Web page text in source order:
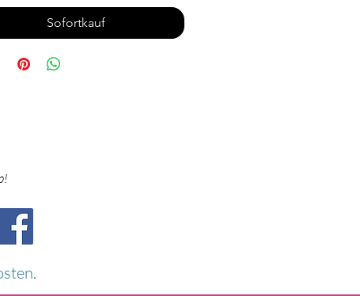
Sofortkauf